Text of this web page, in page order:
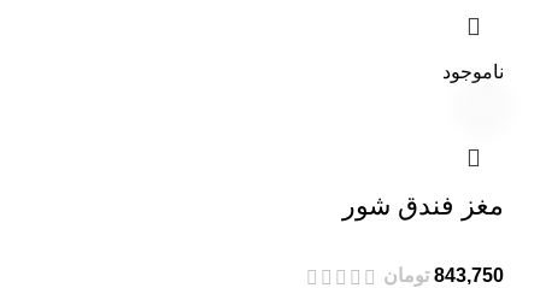
ناموجود
مغز فندق شور
تومان